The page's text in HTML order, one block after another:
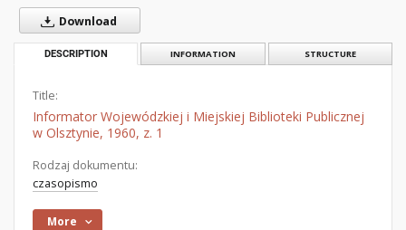
Download
DESCRIPTION INFORMATION STRUCTURE
Title:
Informator Wojewódzkiej i Miejskiej Biblioteki Publicznej
w Olsztynie, 1960, z. 1
Rodzaj dokumentu:
czasopismo
More